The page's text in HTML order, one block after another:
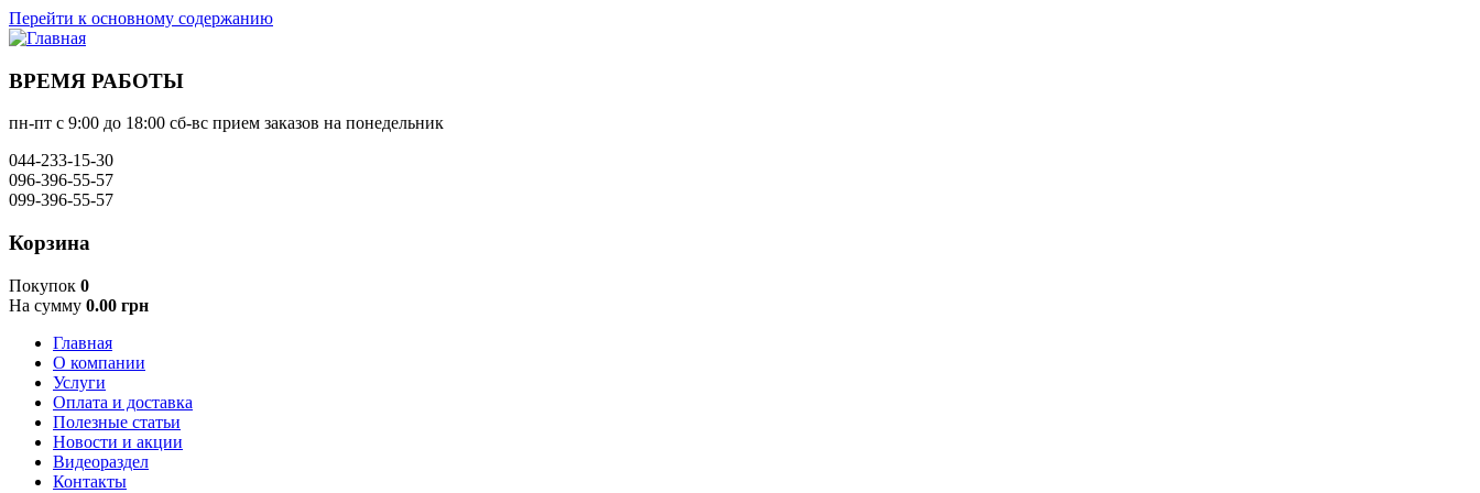
Перейти к основному содержанию
ВРЕМЯ РАБОТЫ
пн-пт с 9:00 до 18:00 сб-вс прием заказов на понедельник
044-233-15-30
096-396-55-57
099-396-55-57
Корзина
Покупок 0
На сумму 0.00 грн
Главная
О компании
Услуги
Оплата и доставка
Полезные статьи
Новости и акции
Видеораздел
Контакты